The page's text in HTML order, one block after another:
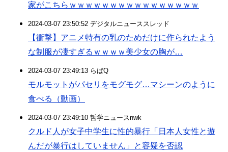
家がこちらｗｗｗｗｗｗｗｗｗｗｗｗｗｗｗｗ
2024-03-07 23:50:52 デジタルニューススレッド
【衝撃】アニメ特有の乳のためだけに作られたよう
な制服が凄すぎるｗｗｗｗ美少女の胸が…
2024-03-07 23:49:13 らばQ
モルモットがパセリをモグモグ…マシーンのように
食べる（動画）
2024-03-07 23:49:10 哲学ニュースnwk
クルド人が女子中学生に性的暴行「日本人女性と遊
んだが暴行はしていません」と容疑を否認